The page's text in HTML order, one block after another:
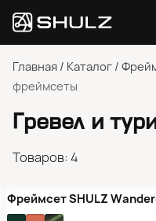
Главная / Каталог /
фреймсеты
Гревел и
Товаров: 4
Распродажа
Фреймсет SHULZ